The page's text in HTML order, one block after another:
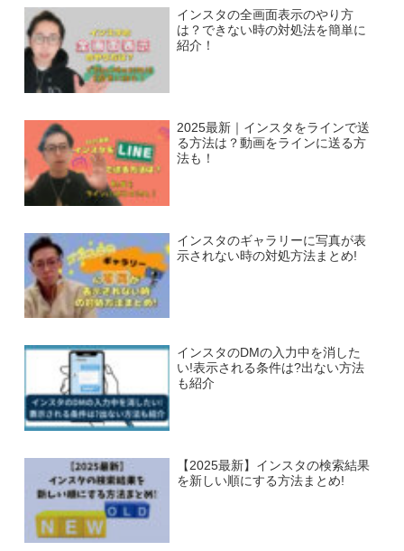
インスタの全画面表示のやり方
は？できない時の対処法を簡単に
紹介！
2025最新｜インスタをラインで送
る方法は？動画をラインに送る方
法も！
インスタのギャラリーに写真が表
示されない時の対処方法まとめ!
インスタのDMの入力中を消した
い!表示される条件は?出ない方法
も紹介
【2025最新】インスタの検索結果
を新しい順にする方法まとめ!